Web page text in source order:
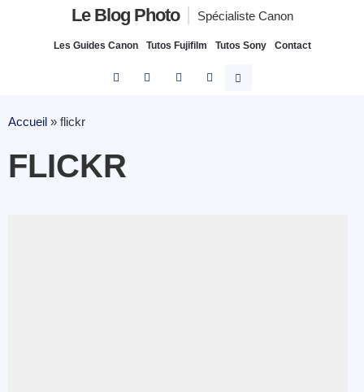
Le Blog Photo Spécialiste Canon
Les Guides Canon Tutos Fujifilm Tutos Sony Contact
Accueil » flickr
FLICKR